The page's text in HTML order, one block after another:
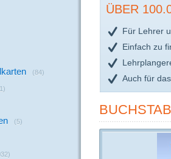
(84)
(5)
ÜBER
Für Lehrer
Einfach zu
Auch für